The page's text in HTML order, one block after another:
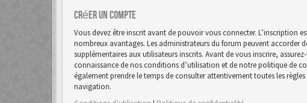
Créer un Compte
Vous devez être inscrit avant de pouvoir vous connecter. L’inscription
nombreux avantages. Les administrateurs du forum peuvent accorder
supplémentaires aux utilisateurs inscrits. Avant de vous inscrire,
connaissance de nos conditions d’utilisation et de notre politique de
également prendre le temps de consulter attentivement toutes les
navigation.